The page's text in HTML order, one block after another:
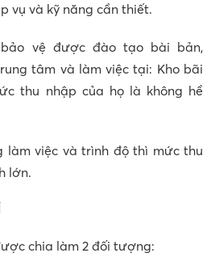
vụ và kỹ năng cần thiết.
vệ được đào tạo bài bản,
tâm và làm việc tại: Kho bãi
thu nhập của họ là không hề
làm việc và trình độ thì mức thu
lớn.
chia làm 2 đối tượng: